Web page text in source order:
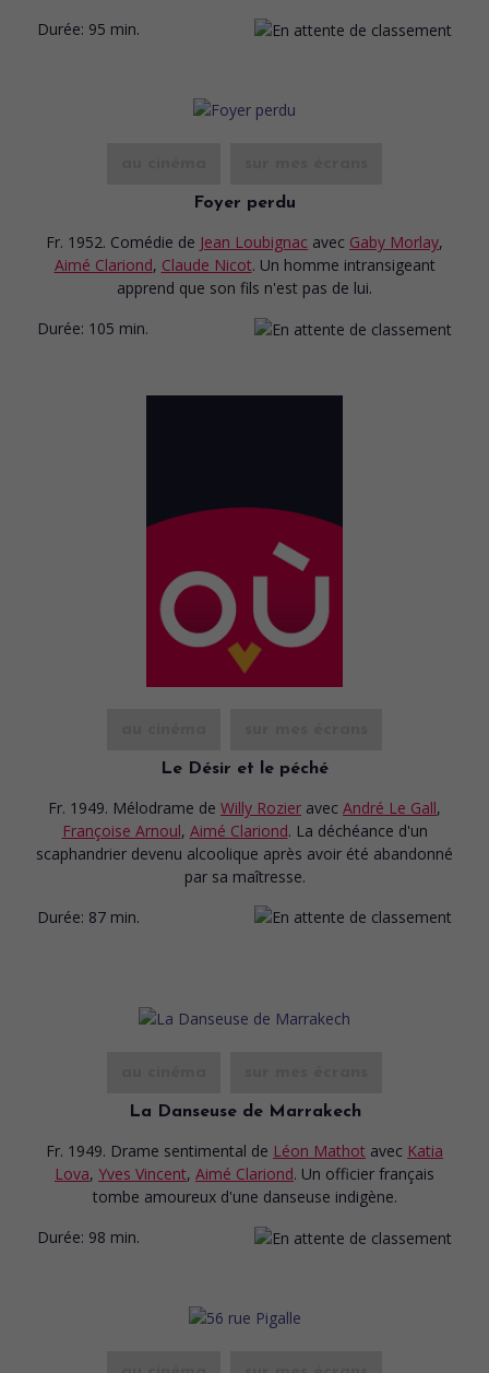
Durée: 95 min.
Foyer perdu
Fr. 1952. Comédie de Jean Loubignac avec Gaby Morlay,
Aimé Clariond, Claude Nicot. Un homme intransigeant
apprend que son fils n'est pas de lui.
Durée: 105 min.
Le Désir et le péché
Fr. 1949. Mélodrame de Willy Rozier avec André Le Gall,
Françoise Arnoul, Aimé Clariond. La déchéance d'un
scaphandrier devenu alcoolique après avoir été abandonné
par sa maîtresse.
Durée: 87 min.
La Danseuse de Marrakech
Fr. 1949. Drame sentimental de Léon Mathot avec Katia
Lova, Yves Vincent, Aimé Clariond. Un officier français
tombe amoureux d'une danseuse indigène.
Durée: 98 min.